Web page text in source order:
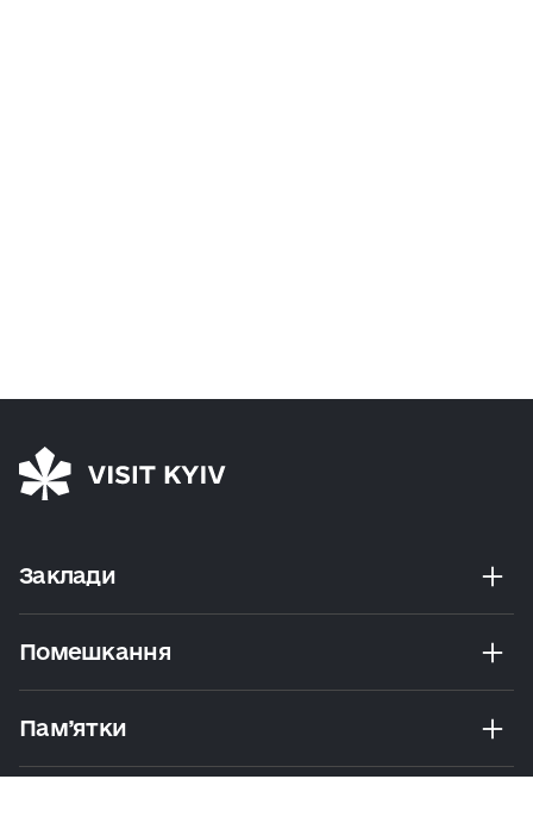
Заклади
Помешкання
Пам’ятки